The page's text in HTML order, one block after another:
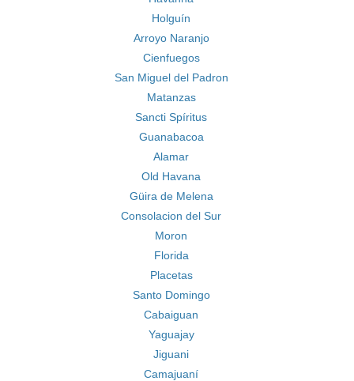
Holguín
Arroyo Naranjo
Cienfuegos
San Miguel del Padron
Matanzas
Sancti Spíritus
Guanabacoa
Alamar
Old Havana
Güira de Melena
Consolacion del Sur
Moron
Florida
Placetas
Santo Domingo
Cabaiguan
Yaguajay
Jiguani
Camajuaní